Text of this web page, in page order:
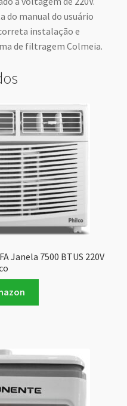
do manual do usuário
instalação e
de filtragem Colmeia.
Janela 7500 BTUS 220V